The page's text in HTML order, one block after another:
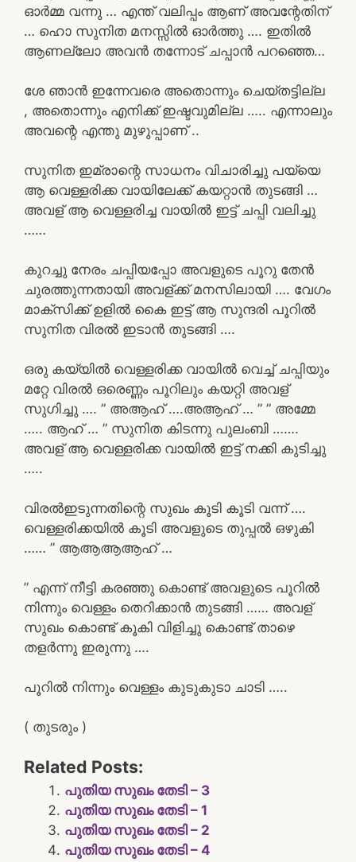
ഓർമ്മ വന്നു … എന്ത് വലിപ്പം ആണ് അവന്റേതിന്
… ഹൊ സുനിത മനസ്സിൽ ഓർത്തു …. ഇതിൽ
ആണല്ലോ അവൻ തന്നോട് ചപ്പാൻ പറഞ്ഞെ…
ശേ ഞാൻ ഇന്നേവരെ അതൊന്നും ചെയ്തട്ടില്ല
, അതൊന്നും എനിക്ക് ഇഷ്ടവുമില്ല ….. എന്നാലും
അവന്റെ എന്തു മുഴുപ്പാണ് ..
സുനിത ഇമ്രാന്റെ സാധനം വിചാരിച്ചു പയ്യെ
ആ വെള്ളരിക്ക വായിലേക്ക് കയറ്റാൻ തുടങ്ങി …
അവള് ആ വെള്ളരിച്ച വായിൽ ഇട്ട് ചപ്പി വലിച്ചു
……
കുറച്ചു നേരം ചപ്പിയപ്പോ അവളുടെ പൂറു തേൻ
ചുരത്തുന്നതായി അവള്ക്ക് മനസിലായി …. വേഗം
മാക്സിക്ക് ഉളിൽ കൈ ഇട്ട് ആ സുന്ദരി പൂറിൽ
സുനിത വിരൽ ഇടാൻ തുടങ്ങി ….
ഒരു കയ്യിൽ വെള്ളരിക്ക വായിൽ വെച്ച് ചപ്പിയും
മറ്റേ വിരൽ ഒരെണ്ണം പൂറിലും കയറ്റി അവള്
സുഗിച്ചു …. ” അആഹ് ….അആഹ് … ” ” അമ്മേ
….. ആഹ് … ” സുനിത കിടന്നു പുലംബി …….
അവള് ആ വെള്ളരിക്ക വായിൽ ഇട്ട് നക്കി കുടിച്ചു
…..
വിരൽഇടുന്നതിന്റെ സുഖം കൂടി കൂടി വന്ന് ….
വെള്ളരിക്കയിൽ കൂടി അവളുടെ തുപ്പൽ ഒഴുകി
…… ” ആആആആഹ്‌ …
” എന്ന് നീട്ടി കരഞ്ഞു കൊണ്ട് അവളുടെ പൂറിൽ
നിന്നും വെള്ളം തെറിക്കാൻ തുടങ്ങി …… അവള്
സുഖം കൊണ്ട് കൂകി വിളിച്ചു കൊണ്ട് താഴെ
തളർന്നു ഇരുന്നു ….
പൂറിൽ നിന്നും വെള്ളം കുടുകുടാ ചാടി …..
( തുടരും )
Related Posts:
പുതിയ സുഖം തേടി – 3
പുതിയ സുഖം തേടി – 1
പുതിയ സുഖം തേടി – 2
പുതിയ സുഖം തേടി – 4